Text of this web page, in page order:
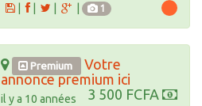
|
1
Premium
Votre
annonce premium ici
3 500 FCFA
il y a 10 années